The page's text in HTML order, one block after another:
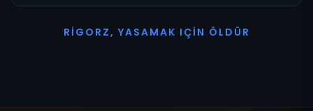
R I G O R Z, YASAMAK I ÇI N Ö L D Ü R